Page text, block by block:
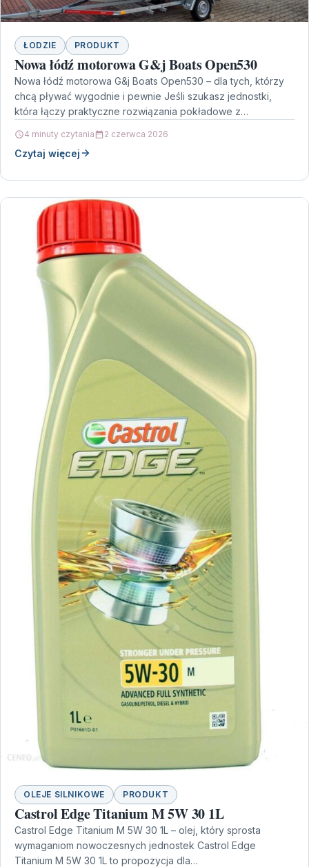
ŁODZIE PRODUKT
Nowa łódź motorowa G&j Boats Open530
Nowa łódź motorowa G&j Boats Open530 – dla tych, którzy
chcą pływać wygodnie i pewnie Jeśli szukasz jednostki,
która łączy praktyczne rozwiązania pokładowe z…
4 minuty czytania 2 czerwca 2026
Czytaj więcej
OLEJE SILNIKOWE PRODUKT
Castrol Edge Titanium M 5W 30 1L
Castrol Edge Titanium M 5W 30 1L – olej, który sprosta
wymaganiom nowoczesnych jednostek Castrol Edge
Titanium M 5W 30 1L to propozycja dla…